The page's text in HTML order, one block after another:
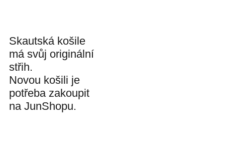
Skautská košile
má svůj originální
střih.
Novou košili je
potřeba zakoupit
na JunShopu.